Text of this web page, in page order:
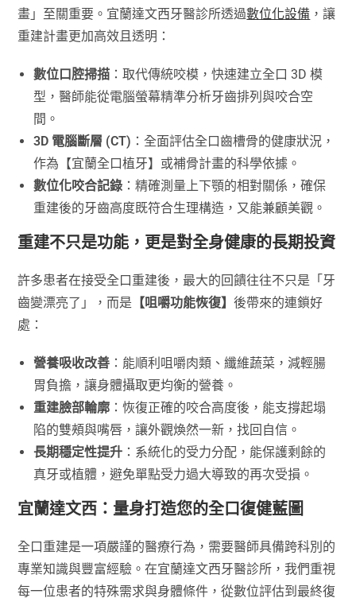
畫」至關重要。宜蘭達文西牙醫診所透過數位化設備 ，讓
重建計畫更加高效且透明：
數位口腔掃描 ：取代傳統咬模，快速建立全口 3D 模
型，醫師能從電腦螢幕精準分析牙齒排列與咬合空
間。
3D 電腦斷層 (CT) ：全面評估全口齒槽骨的健康狀況，
作為【宜蘭全口植牙】或補骨計畫的科學依據。
數位化咬合記錄 ：精確測量上下顎的相對關係，確保
重建後的牙齒高度既符合生理構造，又能兼顧美觀。
重建不只是功能，更是對全身健康的長期投資
許多患者在接受全口重建後，最大的回饋往往不只是「牙
齒變漂亮了」，而是 【咀嚼功能恢復】後帶來的連鎖好
處：
營養吸收改善 ：能順利咀嚼肉類、纖維蔬菜，減輕腸
胃負擔，讓身體攝取更均衡的營養。
重建臉部輪廓 ：恢復正確的咬合高度後，能支撐起塌
陷的雙頰與嘴唇，讓外觀煥然一新，找回自信。
長期穩定性提升 ：系統化的受力分配，能保護剩餘的
真牙或植體，避免單點受力過大導致的再次受損。
宜蘭達文西：量身打造您的全口復健藍圖
全口重建是一項嚴謹的醫療行為，需要醫師具備跨科別的
專業知識與豐富經驗。在宜蘭達文西牙醫診所，我們重視
每一位患者的特殊需求與身體條件，從數位評估到最終復